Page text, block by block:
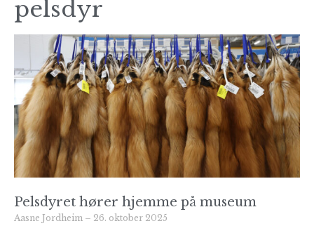
pelsdyr
Pelsdyret hører hjemme på museum
Aasne Jordheim 26. oktober 2025